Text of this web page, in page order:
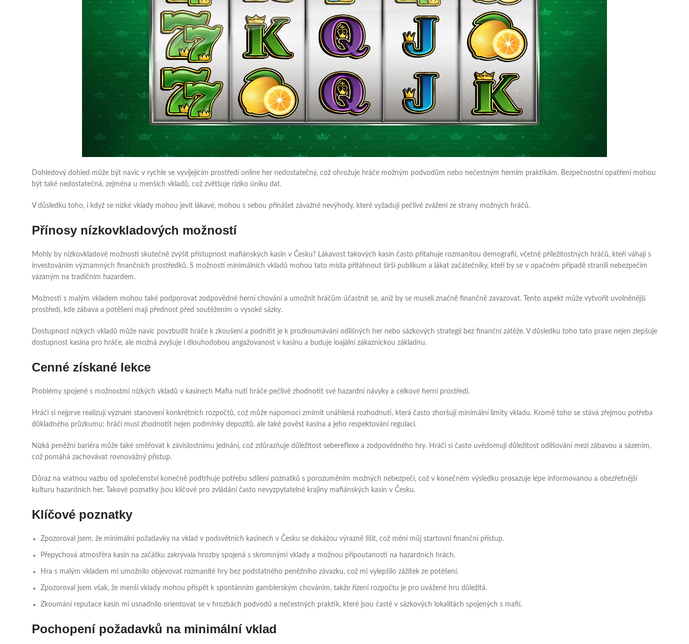
Dohledový dohled může být navíc v rychle se vyvíjejícím prostředí online her nedostatečný, což ohrožuje hráče možným podvodům nebo nečestným herním praktikám. Bezpečnostní opatření mohou
být také nedostatečná, zejména u menších vkladů, což zvětšuje riziko úniku dat.
V důsledku toho, i když se nízké vklady mohou jevit lákavé, mohou s sebou přinášet závažné nevýhody, které vyžadují pečlivé zvážení ze strany možných hráčů.
Přínosy nízkovkladových možností
Mohly by nízkovkladové možnosti skutečně zvýšit přístupnost mafiánských kasin v Česku? Lákavost takových kasin často přitahuje rozmanitou demografii, včetně příležitostných hráčů, kteří váhají s
investováním významných finančních prostředků. S možností minimálních vkladů mohou tato místa přitáhnout širší publikum a lákat začátečníky, kteří by se v opačném případě stranili nebezpečím
vázaným na tradičním hazardem.
Možnosti s malým vkladem mohou také podporovat zodpovědné herní chování a umožnit hráčům účastnit se, aniž by se museli značně finančně zavazovat. Tento aspekt může vytvořit uvolněnější
prostředí, kde zábava a potěšení mají přednost před soutěžením o vysoké sázky.
Dostupnost nízkých vkladů může navíc povzbudit hráče k zkoušení a podnítit je k prozkoumávání odlišných her nebo sázkových strategií bez finanční zátěže. V důsledku toho tato praxe nejen zlepšuje
dostupnost kasina pro hráče, ale možná zvyšuje i dlouhodobou angažovanost v kasinu a buduje loajální zákaznickou základnu.
Cenné získané lekce
Problémy spojené s možnostmi nízkých vkladů v kasinech Mafia nutí hráče pečlivě zhodnotit své hazardní návyky a celkové herní prostředí.
Hráči si nejprve realizují význam stanovení konkrétních rozpočtů, což může napomoci zmírnit unáhlená rozhodnutí, která často zhoršují minimální limity vkladu. Kromě toho se stává zřejmou potřeba
důkladného průzkumu; hráči musí zhodnotit nejen podmínky depozitů, ale také pověst kasina a jeho respektování regulací.
Nízká peněžní bariéra může také směřovat k závislostnímu jednání, což zdůrazňuje důležitost sebereflexe a zodpovědného hry. Hráči si často uvědomují důležitost odlišování mezi zábavou a sázením,
což pomáhá zachovávat rovnovážný přístup.
Důraz na vratnou vazbu od společenství konečně podtrhuje potřebu sdílení poznatků s porozuměním možných nebezpečí, což v konečném výsledku prosazuje lépe informovanou a obezřetnější
kulturu hazardních her. Takové poznatky jsou klíčové pro zvládání často nevyzpytatelné krajiny mafiánských kasin v Česku.
Klíčové poznatky
Zpozoroval jsem, že minimální požadavky na vklad v podsvětních kasinech v Česku se dokážou výrazně lišit, což mění můj startovní finanční přístup.
Přepychová atmosféra kasin na začátku zakrývala hrozby spojená s skromnými vklady a možnou připoutaností na hazardních hrách.
Hra s malým vkladem mi umožnilo objevovat rozmanité hry bez podstatného peněžního závazku, což mi vylepšilo zážitek ze potěšení.
Zpozoroval jsem však, že menší vklady mohou přispět k spontánním gamblerským chováním, takže řízení rozpočtu je pro uvážené hru důležitá.
Zkoumání reputace kasin mi usnadnilo orientovat se v hrozbách podvodů a nečestných praktik, které jsou časté v sázkových lokalitách spojených s mafií.
Pochopení požadavků na minimální vklad